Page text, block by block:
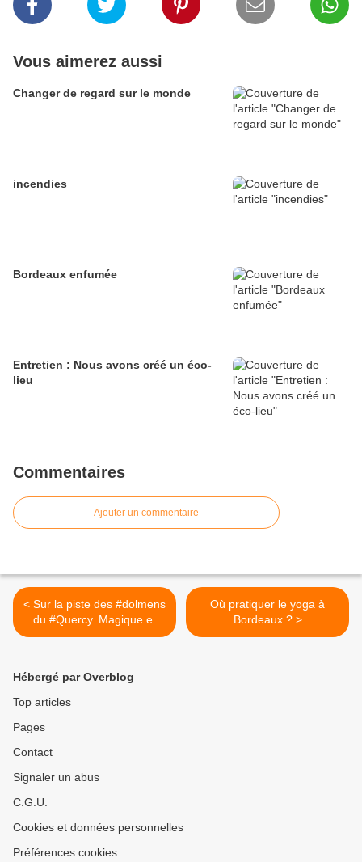
Vous aimerez aussi
Changer de regard sur le monde
incendies
Bordeaux enfumée
Entretien : Nous avons créé un éco-
lieu
Commentaires
Ajouter un commentaire
< Sur la piste des #dolmens
du #Quercy. Magique et
instructif !
Où pratiquer le yoga à
Bordeaux ? >
Hébergé par Overblog
Top articles
Pages
Contact
Signaler un abus
C.G.U.
Cookies et données personnelles
Préférences cookies